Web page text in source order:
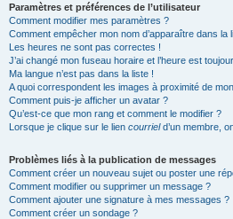
Paramètres et préférences de l’utilisateur
Comment modifier mes paramètres ?
Comment empêcher mon nom d’apparaître dans
Les heures ne sont pas correctes !
J’ai changé mon fuseau horaire et l’heure est
Ma langue n’est pas dans la liste !
A quoi correspondent les images à proximité de
Comment puis-je afficher un avatar ?
Qu’est-ce que mon rang et comment le modifier ?
Lorsque je clique sur le lien courrield’un membre,
Problèmes liés à la publication de messages
Comment créer un nouveau sujet ou poster une
Comment modifier ou supprimer un message ?
Comment ajouter une signature à mes messages ?
Comment créer un sondage ?